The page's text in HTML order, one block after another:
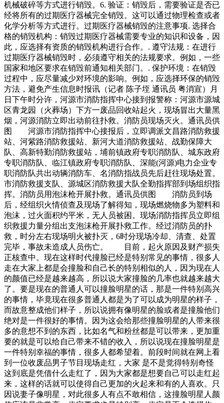
机械破碎等方式进行销毁。6. 验证：销毁后，需要验证是否已
经将所有的过期医疗器械完全销毁。这可以通过物理检查或者
化学分析等方式进行。过期医疗器械销毁的注意事项. 选择合
格的销毁机构：销毁过期医疗器械需要专业的知识和设备，因
此，应选择有资质的销毁机构进行合作。. 遵守法规：在进行
过期医疗器械销毁时，必须遵守相关的法规要求。例如，一些
国家和地区要求在销毁前通知相关部门。. 保护环境：在销毁
过程中，应尽量减少对环境的影响。例如，应选择环保的销毁
方法，避免产生信息时报讯（记者 陈子垤 通讯员 粤消宣）月
日下午时分许，河源市消防指挥中心接到报警称：河源市源城
区青龙园（火葬场）下方一废品回收站起火，现场冒出大量黑
烟，河源消防立即出动前往扑救。消防员现场灭火。通讯员供
图 河源市消防指挥中心接报后，立即调派文昌路消防救援
站、河紫路消防救援站、新河大道消防救援站、战勤保障大
队、高新特勤消防救援站，埔前镇政府专职消防队、城东政府
专职消防队、临江镇政府专职消防队、深能(河源)电力企业专
职消防队共出动辆消防车、名消防指战员先后赶往现场处置。
市消防救援支队、源城区消防救援大队全勤指挥部到场组织指
挥。消防员用泡沫枪开展扑救。通讯员供图 消防员到场
后，经组织火情侦查及现场了解得知，现场燃烧物多为塑料和
泡沫，过火面积约平米，无人员被困。现场消防指挥员立即组
织救援力量分组出支泡沫枪开展扑救工作。经过消防员的扑
救，时分左右现场明火被扑灭，6时分现场冷却、清查、处置
完毕，事故未造成人员伤亡。 目前，起火原因及财产损失
正核查中。现在这样时代撞脸已经是特别常见的事情，很多人
走在大家上都是会撞脸和自己长的特别相似的人，因为现在人
的颜值已经是越来越高，所以说大家撞脸的几率也就越来越大
了。要是现在的普通人可以撞脸明星的话，那是一件特别高兴
的事情，毕竟现在很多普通人都是为了可以成为明星的样子，
而故意整成他们样子，所以说拥有像明星的脸或者是撞脸他们
绝对是一件很好的事情。因为这会给那些撞脸明星的人带来很
多的意想不到的东西，比如名气和粉丝都是可以带来，更加重
要的就是可以给自己带来不错的收入，所以说现在撞脸明星是
一件特别幸福的事情，很多人都希望着。前段时间就在网上看
到一位收废品男子节目现场走红，大家 是不是觉得特别奇怪
这到底是凭借什么走红了，因为大家都是想要自己可以走红起
来，这样的话就可以使得自己更加的火起来和有的人喜欢。只
因说妻子像明星，对此很多人有点不敢相信，这撞脸明星人颜